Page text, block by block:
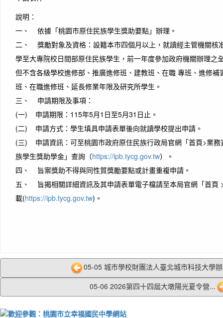
說明：
一、 依據「桃園市原住民族學生獎助要點」辦理。
二、 獎勵對象及資格：設籍本市四個月以上，就讀經主管機關核
學至大專院校日間部原住民族學生，前一年度參加政府機關辦理之
但不含各級學校進修部、推廣進修班、建教班、在職 專班、進修補
班、在職進修班、延長修業年限及研究所學生。
三、 申請期限及事項：
(一) 申請期限：115年5月1日至5月31日止。
(二) 申請方式：學生填具申請表單後向就讀學校提出申請。
(三) 申請資訊：可至桃園市政府原住民族行政局官網「首頁>業務
族學生獎助學金」查詢（https://ipb.tycg.gov.tw）。
四、 旨案獎助不得與同性質獎勵要點或計畫重複申請。
五、 旨揭相關詳細資訊及其申請表單電子檔請至本局官網「首頁
載(https://ipb.tycg.gov.tw)。
05-05 城市學校財團法人臺北城市科技大學
05-06 2026第四十四屆大墩陽光夏令營...